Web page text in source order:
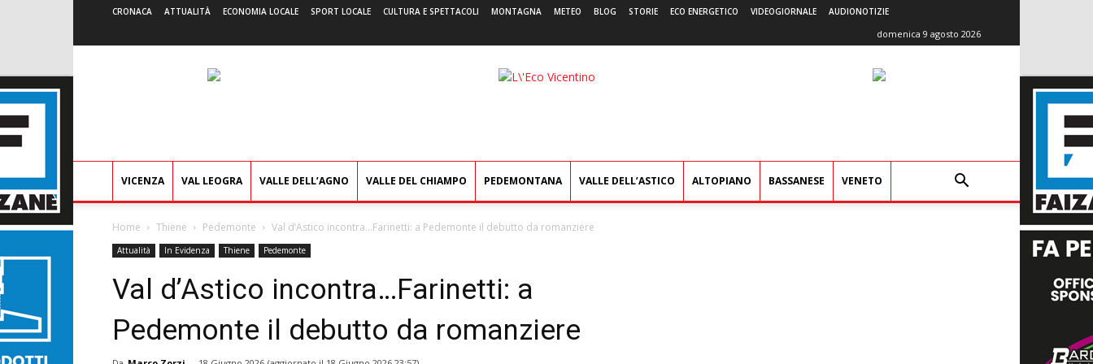
CRONACA ATTUALITÀ ECONOMIA LOCALE SPORT LOCALE CULTURA E SPETTACOLI MONTAGNA METEO BLOG STORIE ECO ENERGETICO VIDEOGIORNALE AUDIONOTIZIE
domenica 9 agosto 2026
L'Eco
VICENZA VAL LEOGRA VALLE DELL’AGNO VALLE DEL CHIAMPO PEDEMONTANA VALLE DELL’ASTICO ALTOPIANO BASSANESE VENETO
Home Thiene Pedemonte Val d’Astico incontra…Farinetti: a Pedemonte il debutto da romanziere
Attualità In Evidenza Thiene Pedemonte
Val d’Astico incontra…Farinetti: a
Pedemonte il debutto da romanziere